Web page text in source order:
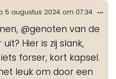
5 augustus 2024 om 07:34
@genoten van de
Hier is zij slank,
forser, kort kapsel.
leuk om door een
...